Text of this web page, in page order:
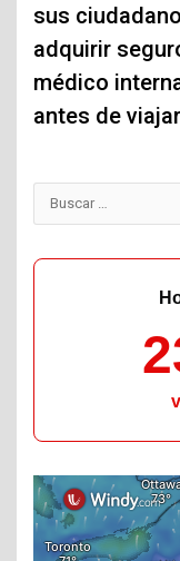
sus
adquirir
médico
antes de viajar
Buscar: